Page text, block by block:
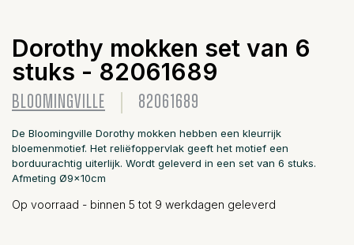
Dorothy mokken set van 6
stuks - 82061689
BLOOMINGVILLE 82061689
De Bloomingville Dorothy mokken hebben een kleurrijk
bloemenmotief. Het reliëfoppervlak geeft het motief een
borduurachtig uiterlijk. Wordt geleverd in een set van 6 stuks.
Afmeting Ø9x10cm
Op voorraad - binnen 5 tot 9 werkdagen geleverd